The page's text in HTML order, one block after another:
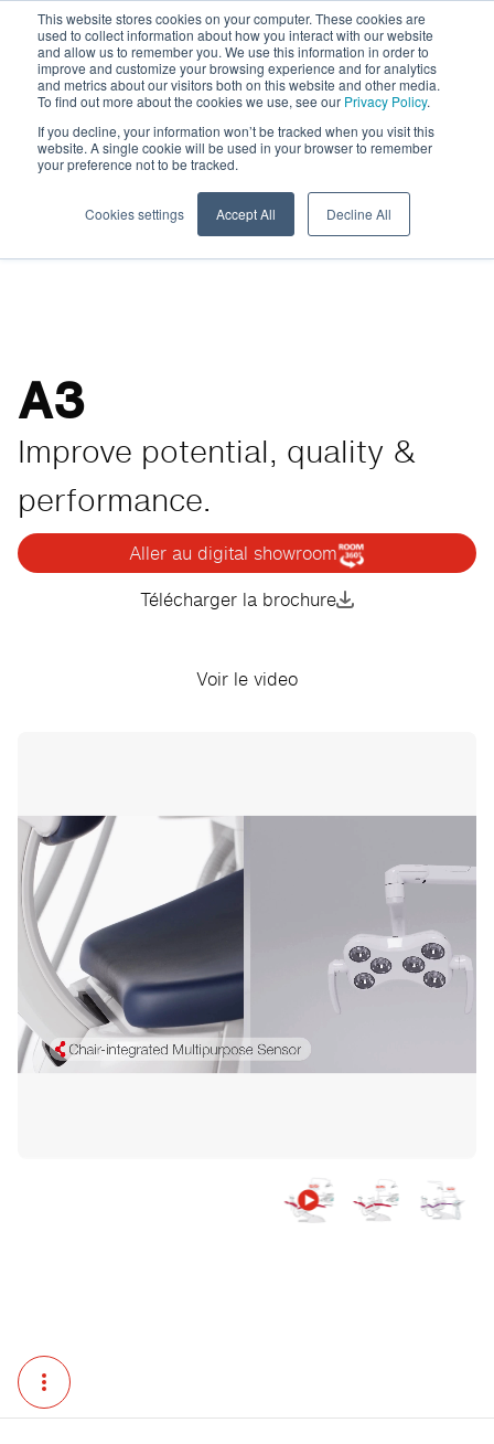
This website stores cookies on your computer. These cookies are
used to collect information about how you interact with our website
and allow us to remember you. We use this information in order to
improve and customize your browsing experience and for analytics
and metrics about our visitors both on this website and other media.
To find out more about the cookies we use, see our Privacy Policy.
If you decline, your information won’t be tracked when you visit this
website. A single cookie will be used in your browser to remember
your preference not to be tracked.
Cookies settings Accept All Decline All
Unités de soins dentaires
Toutes les unités de soins dentaires
A3
Improve potential, quality &
performance.
Aller au digital showroom
Télécharger la brochure
Voir le video